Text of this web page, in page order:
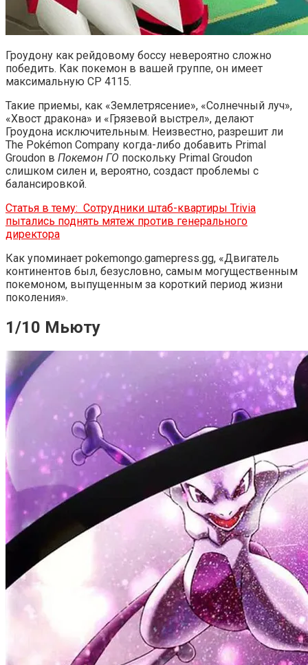
Гроудону как рейдовому боссу невероятно сложно
победить. Как покемон в вашей группе, он имеет
максимальную CP 4115.
Такие приемы, как «Землетрясение», «Солнечный луч»,
«Хвост дракона» и «Грязевой выстрел», делают
Гроудона исключительным. Неизвестно, разрешит ли
The Pokémon Company когда-либо добавить Primal
Groudon в Покемон ГО поскольку Primal Groudon
слишком силен и, вероятно, создаст проблемы с
балансировкой.
Статья в тему: Сотрудники штаб-квартиры Trivia
пытались поднять мятеж против генерального
директора
Как упоминает pokemongo.gamepress.gg, «Двигатель
континентов был, безусловно, самым могущественным
покемоном, выпущенным за короткий период жизни
поколения».
1/10 Мьюту